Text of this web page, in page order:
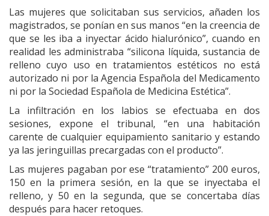
Las mujeres que solicitaban sus servicios, añaden los
magistrados, se ponían en sus manos “en la creencia de
que se les iba a inyectar ácido hialurónico”, cuando en
realidad les administraba “silicona líquida, sustancia de
relleno cuyo uso en tratamientos estéticos no está
autorizado ni por la Agencia Española del Medicamento
ni por la Sociedad Española de Medicina Estética”.
La infiltración en los labios se efectuaba en dos
sesiones, expone el tribunal, “en una habitación
carente de cualquier equipamiento sanitario y estando
ya las jeringuillas precargadas con el producto”.
Las mujeres pagaban por ese “tratamiento” 200 euros,
150 en la primera sesión, en la que se inyectaba el
relleno, y 50 en la segunda, que se concertaba días
después para hacer retoques.